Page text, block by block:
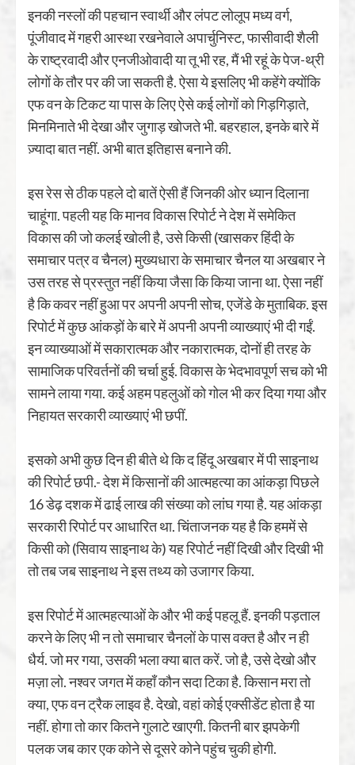
इनकी नस्लों की पहचान स्वार्थी और लंपट लोलूप मध्य वर्ग,
पूंजीवाद में गहरी आस्था रखनेवाले अपार्चुनिस्ट, फासीवादी शैली
के राष्ट्रवादी और एनजीओवादी या तू भी रह, मैं भी रहूं के पेज-थ्री
लोगों के तौर पर की जा सकती है. ऐसा ये इसलिए भी कहेंगे क्योंकि
एफ वन के टिकट या पास के लिए ऐसे कई लोगों को गिड़गिड़ाते,
मिनमिनाते भी देखा और जुगाड़ खोजते भी. बहरहाल, इनके बारे में
ज़्यादा बात नहीं. अभी बात इतिहास बनाने की.
इस रेस से ठीक पहले दो बातें ऐसी हैं जिनकी ओर ध्यान दिलाना
चाहूंगा. पहली यह कि मानव विकास रिपोर्ट ने देश में समेकित
विकास की जो कलई खोली है, उसे किसी (खासकर हिंदी के
समाचार पत्र व चैनल) मुख्यधारा के समाचार चैनल या अखबार ने
उस तरह से प्रस्तुत नहीं किया जैसा कि किया जाना था. ऐसा नहीं
है कि कवर नहीं हुआ पर अपनी अपनी सोच, एजेंडे के मुताबिक. इस
रिपोर्ट में कुछ आंकड़ों के बारे में अपनी अपनी व्याख्याएं भी दी गईं.
इन व्याख्याओं में सकारात्मक और नकारात्मक, दोनों ही तरह के
सामाजिक परिवर्तनों की चर्चा हुई. विकास के भेदभावपूर्ण सच को भी
सामने लाया गया. कई अहम पहलुओं को गोल भी कर दिया गया और
निहायत सरकारी व्याख्याएं भी छपीं.
इसको अभी कुछ दिन ही बीते थे कि द हिंदू अखबार में पी साइनाथ
की रिपोर्ट छपी.- देश में किसानों की आत्महत्या का आंकड़ा पिछले
16 डेढ़ दशक में ढाई लाख की संख्या को लांघ गया है. यह आंकड़ा
सरकारी रिपोर्ट पर आधारित था. चिंताजनक यह है कि हममें से
किसी को (सिवाय साइनाथ के) यह रिपोर्ट नहीं दिखी और दिखी भी
तो तब जब साइनाथ ने इस तथ्य को उजागर किया.
इस रिपोर्ट में आत्महत्याओं के और भी कई पहलू हैं. इनकी पड़ताल
करने के लिए भी न तो समाचार चैनलों के पास वक्त है और न ही
धैर्य. जो मर गया, उसकी भला क्या बात करें. जो है, उसे देखो और
मज़ा लो. नश्वर जगत में कहाँ कौन सदा टिका है. किसान मरा तो
क्या, एफ वन ट्रैक लाइव है. देखो, वहां कोई एक्सीडेंट होता है या
नहीं. होगा तो कार कितने गुलाटे खाएगी. कितनी बार झपकेगी
पलक जब कार एक कोने से दूसरे कोने पहुंच चुकी होगी.